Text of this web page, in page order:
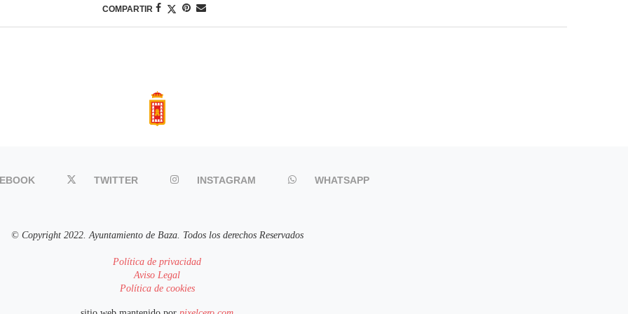
COMPARTIR
TWITTER INSTAGRAM WHATSAPP
© Copyright 2022. Ayuntamiento de Baza. Todos los derechos Reservados
Política de privacidad
Aviso Legal
Política de cookies